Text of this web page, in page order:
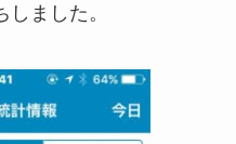
ました。